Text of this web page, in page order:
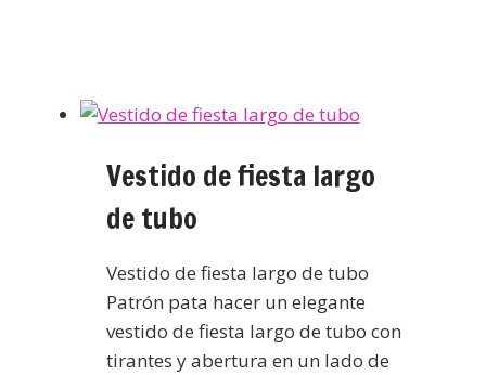
Vestido de fiesta largo
de tubo
Vestido de fiesta largo de tubo
Patrón pata hacer un elegante
vestido de fiesta largo de tubo con
tirantes y abertura en un lado de